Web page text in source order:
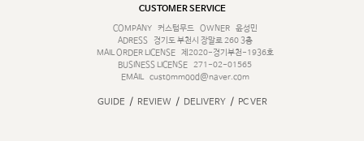
CUSTOMER SERVICE
COMPANY
커스텀무드 OWNER
윤성민
ADRESS
경기도 부천시 장말로 260 3층
MAIL ORDER LICENSE
제2020-경기부천-1936호
BUSINESS LICENSE 271-02-01565
EMAIL
custommood@naver.com
GUIDE / REVIEW / DELIVERY / PC VER